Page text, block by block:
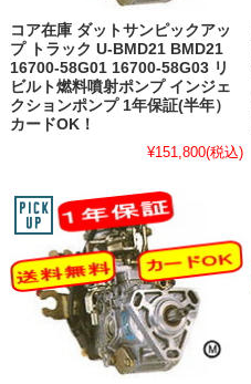
コア在庫 ダットサンピックアッ
プ トラック U-BMD21 BMD21
16700-58G01 16700-58G03 リ
ビルト燃料噴射ポンプ インジェ
クションポンプ 1年保証(半年）
カードOK！
¥151,800(税込)